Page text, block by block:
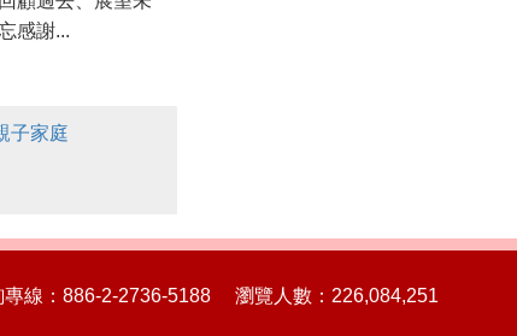
感謝...
子家庭
線：886-2-2736-5188 瀏覽人數：226,084,251